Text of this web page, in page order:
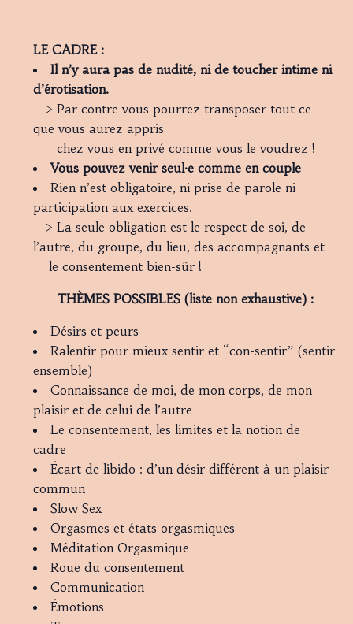
LE CADRE :
Il n’y aura pas de nudité, ni de toucher intime ni
d’érotisation.
-> Par contre vous pourrez transposer tout ce
que vous aurez appris
chez vous en privé comme vous le voudrez !
Vous pouvez venir seul·e comme en couple
Rien n’est obligatoire, ni prise de parole ni
participation aux exercices.
-> La seule obligation est le respect de soi, de
l’autre, du groupe, du lieu, des accompagnants et
le consentement bien-sûr !
THÈMES POSSIBLES (liste non exhaustive) :
Désirs et peurs
Ralentir pour mieux sentir et “con-sentir” (sentir
ensemble)
Connaissance de moi, de mon corps, de mon
plaisir et de celui de l’autre
Le consentement, les limites et la notion de
cadre
Écart de libido : d’un désir différent à un plaisir
commun
Slow Sex
Orgasmes et états orgasmiques
Méditation Orgasmique
Roue du consentement
Communication
Émotions